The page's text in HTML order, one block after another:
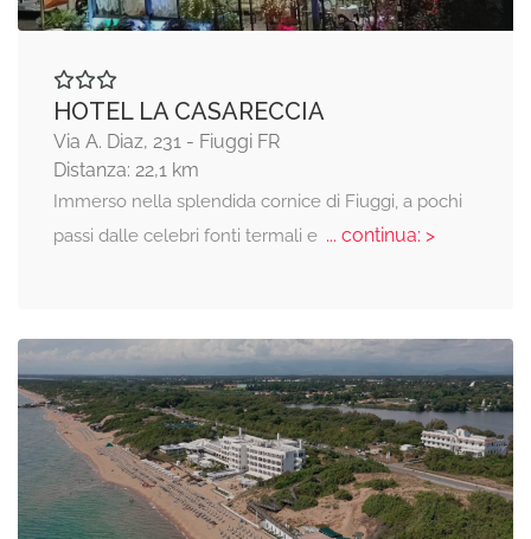
HOTEL LA CASARECCIA
Via A. Diaz, 231 - Fiuggi FR
Distanza: 22,1 km
Immerso nella splendida cornice di Fiuggi, a pochi
passi dalle celebri fonti termali e... continua: >